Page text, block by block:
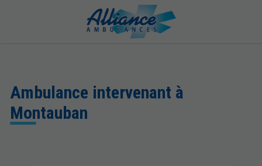
Ambulance intervenant à
Montauban